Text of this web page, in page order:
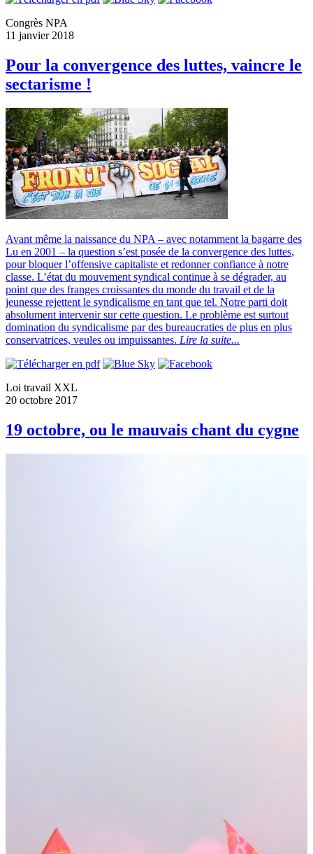
Congrès NPA
11 janvier 2018
Pour la convergence des luttes, vaincre le
sectarisme !
Avant même la naissance du NPA – avec notamment la bagarre des
Lu en 2001 – la question s’est posée de la convergence des luttes,
pour bloquer l’offensive capitaliste et redonner confiance à notre
classe. L’état du mouvement syndical continue à se dégrader, au
point que des franges croissantes du monde du travail et de la
jeunesse rejettent le syndicalisme en tant que tel. Notre parti doit
absolument intervenir sur cette question. Le problème est surtout
domination du syndicalisme par des bureaucraties de plus en plus
conservatrices, veules ou impuissantes. Lire la suite...
Loi travail XXL
20 octobre 2017
19 octobre, ou le mauvais chant du cygne